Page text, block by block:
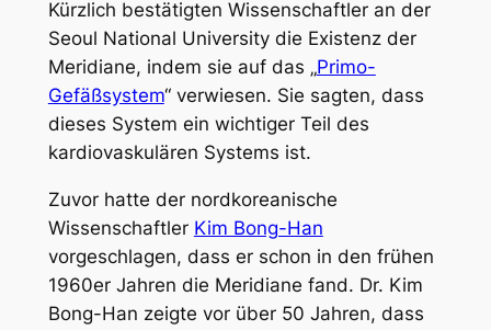
Kürzlich bestätigten Wissenschaftler an der
Seoul National University die Existenz der
Meridiane, indem sie auf das „Primo-
Gefäßsystem“ verwiesen. Sie sagten, dass
dieses System ein wichtiger Teil des
kardiovaskulären Systems ist.
Zuvor hatte der nordkoreanische
Wissenschaftler Kim Bong-Han
vorgeschlagen, dass er schon in den frühen
1960er Jahren die Meridiane fand. Dr. Kim
Bong-Han zeigte vor über 50 Jahren, dass